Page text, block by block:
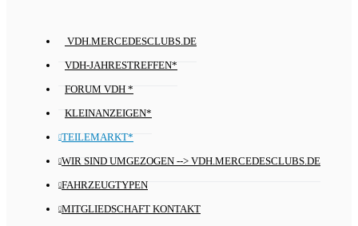
VDH.MERCEDESCLUBS.DE
VDH-JAHRESTREFFEN*
FORUM VDH *
KLEINANZEIGEN*
TEILEMARKT*
WIR SIND UMGEZOGEN --> VDH.MERCEDESCLUBS.DE
FAHRZEUGTYPEN
MITGLIEDSCHAFT KONTAKT